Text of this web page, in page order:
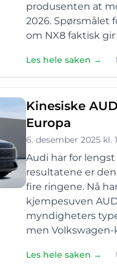
produsenten at
2026. Spørsmålet
om NX8 faktisk
Les hele saken →
Kinesiske
Europa
6. desember 2025 kl.
Audi har for
resultatene er
fire ringene. Nå
kjempesuven
myndigheters
men
Les hele saken →